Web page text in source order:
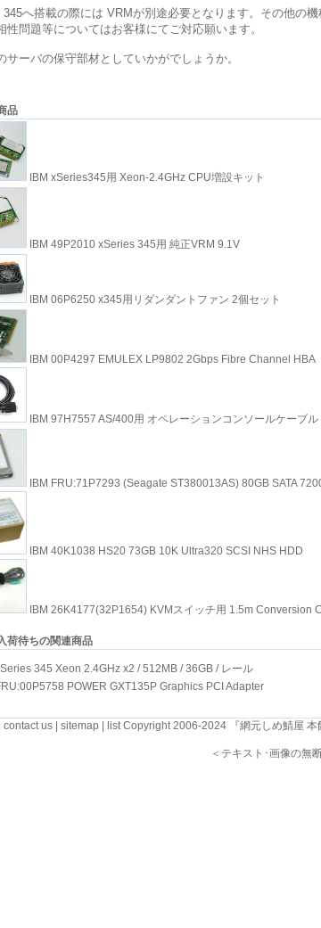
へ搭載の際には VRMが別途必要となります。その他の
性問題等についてはお客様にてご対応願います。
サーバの保守部材としていかがでしょうか。
品
IBM xSeries345用 Xeon-2.4GHz CPU増設キット
IBM 49P2010 xSeries 345用 純正VRM 9.1V
IBM 06P6250 x345用リダンダントファン 2個セット
IBM 00P4297 EMULEX LP9802 2Gbps Fibre Channel HBA
IBM 97H7557 AS/400用 オペレーションコンソールケーブル
IBM FRU:71P7293 (Seagate ST380013AS) 80GB SATA
IBM 40K1038 HS20 73GB 10K Ultra320 SCSI NHS HDD
IBM 26K4177(32P1654) KVMスイッチ用 1.5m Conversion
荷待ちの関連商品
345 Xeon 2.4GHz x2 / 512MB / 36GB / レール
POWER GXT135P Graphics PCI Adapter
|contact us |sitemap listCopyright 2006-2024 『網元しめ鯖屋 本
＜テキスト･画像の無